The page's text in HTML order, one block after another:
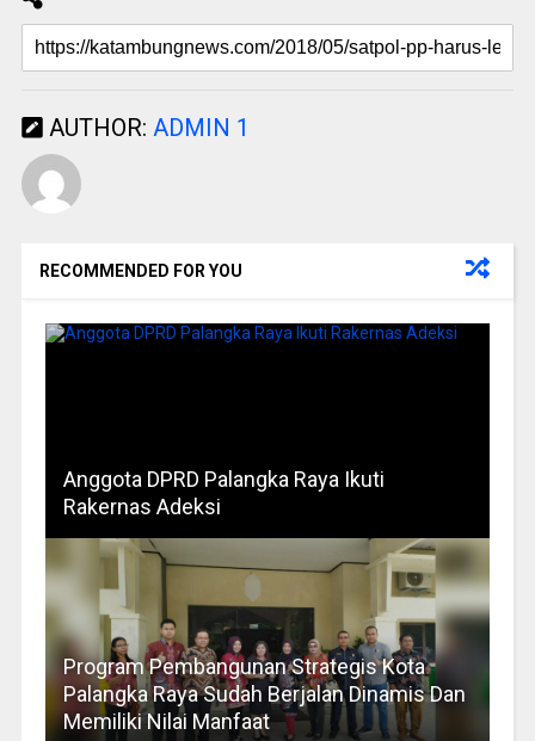
AUTHOR: ADMIN 1
RECOMMENDED FOR YOU
Anggota DPRD Palangka Raya Ikuti
Rakernas Adeksi
Program Pembangunan Strategis Kota
Palangka Raya Sudah Berjalan Dinamis Dan
Memiliki Nilai Manfaat